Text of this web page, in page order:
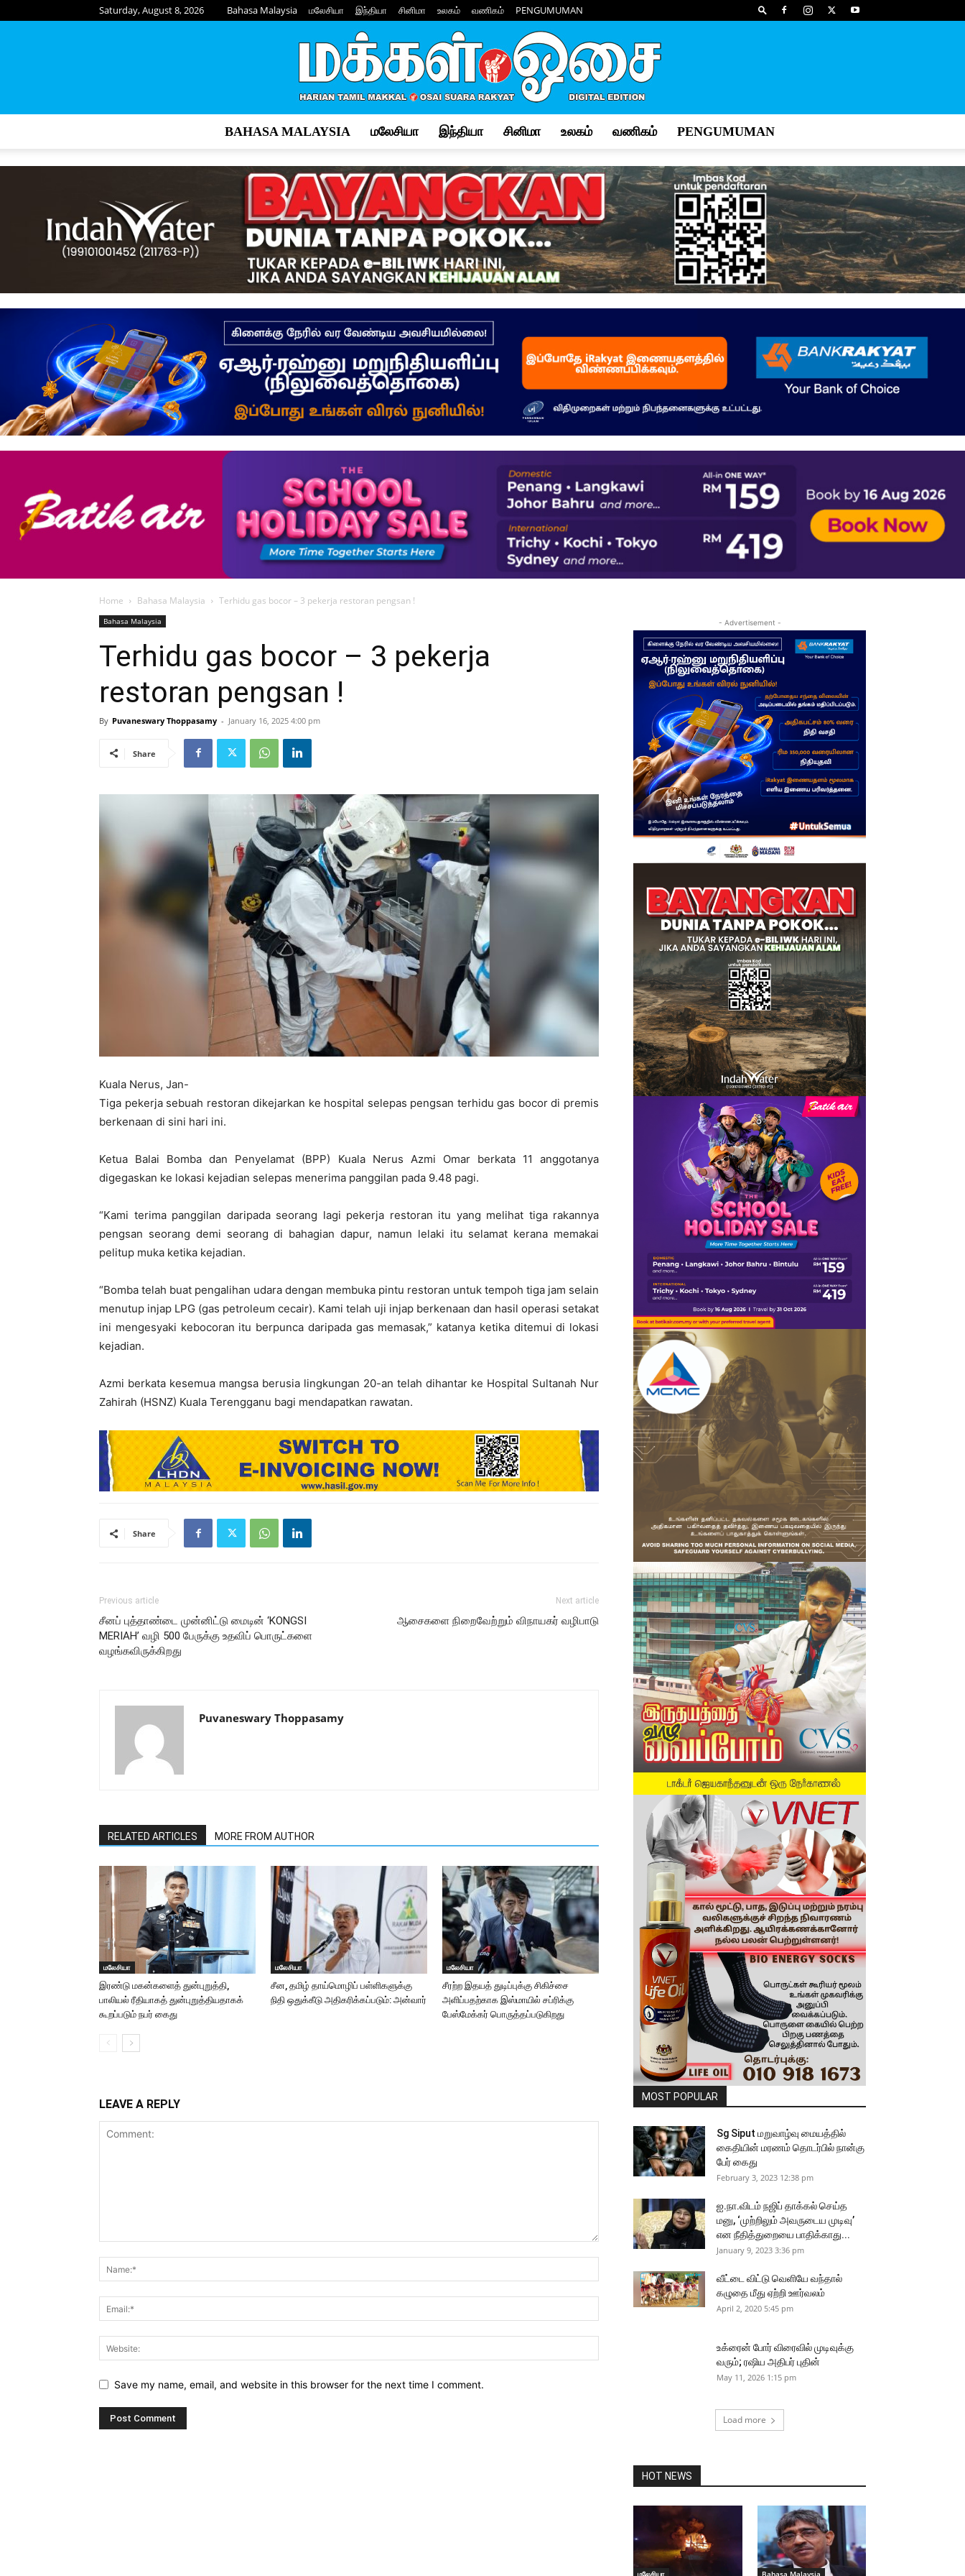
Saturday, August 8, 2026 Bahasa Malaysia மலேசியா இந்தியா சினிமா உலகம் வணிகம் PENGUMUMAN
Osai
–
மக்கள்
BAHASA MALAYSIA மலேசியா இந்தியா சினிமா உலகம் வணிகம் PENGUMUMAN
Home Bahasa Malaysia Terhidu gas bocor – 3 pekerja restoran pengsan !
Bahasa Malaysia
Terhidu gas bocor – 3 pekerja
restoran pengsan !
By Puvaneswary Thoppasamy - January 16, 2025 4:00 pm
Share
Kuala Nerus, Jan-
Tiga pekerja sebuah restoran dikejarkan ke hospital selepas pengsan terhidu gas bocor di premis
berkenaan di sini hari ini.
Ketua Balai Bomba dan Penyelamat (BPP) Kuala Nerus Azmi Omar berkata 11 anggotanya
digegaskan ke lokasi kejadian selepas menerima panggilan pada 9.48 pagi.
“Kami terima panggilan daripada seorang lagi pekerja restoran itu yang melihat tiga rakannya
pengsan seorang demi seorang di bahagian dapur, namun lelaki itu selamat kerana memakai
pelitup muka ketika kejadian.
“Bomba telah buat pengalihan udara dengan membuka pintu restoran untuk tempoh tiga jam selain
menutup injap LPG (gas petroleum cecair). Kami telah uji injap berkenaan dan hasil operasi setakat
ini mengesyaki kebocoran itu berpunca daripada gas memasak,” katanya ketika ditemui di lokasi
kejadian.
Azmi berkata kesemua mangsa berusia lingkungan 20-an telah dihantar ke Hospital Sultanah Nur
Zahirah (HSNZ) Kuala Terengganu bagi mendapatkan rawatan.
Share
Previous article
சீனப் புத்தாண்டை முன்னிட்டு மைடின் ‘KONGSI
MERIAH’ வழி 500 பேருக்கு உதவிப் பொருட்களை
வழங்கவிருக்கிறது
Next article
ஆசைகளை நிறைவேற்றும் விநாயகர் வழிபாடு
Puvaneswary Thoppasamy
RELATED ARTICLES MORE FROM AUTHOR
மலேசியா
இரண்டு மகன்களைத் துன்புறுத்தி,
பாலியல் ரீதியாகத் துன்புறுத்தியதாகக்
கூறப்படும் நபர் கைது
மலேசியா
சீன, தமிழ் தாய்மொழிப் பள்ளிகளுக்கு
நிதி ஒதுக்கீடு அதிகரிக்கப்படும்: அன்வார்
மலேசியா
சீரற்ற இதயத் துடிப்புக்கு சிகிச்சை
அளிப்பதற்காக இஸ்மாயில் சப்ரிக்கு
பேஸ்மேக்கர் பொருத்தப்படுகிறது
LEAVE A REPLY
Save my name, email, and website in this browser for the next time I comment.
- Advertisement -
MOST POPULAR
Sg Siput மறுவாழ்வு மையத்தில்
கைதியின் மரணம் தொடர்பில் நான்கு
பேர் கைது
February 3, 2023 12:38 pm
ஐ.நா.விடம் நஜிப் தாக்கல் செய்த
மனு, ‘முற்றிலும் அவருடைய முடிவு’
என நீதித்துறையை பாதிக்காது...
January 9, 2023 3:36 pm
வீட்டை விட்டு வெளியே வந்தால்
கழுதை மீது ஏற்றி ஊர்வலம்
April 2, 2020 5:45 pm
உக்ரைன் போர் விரைவில் முடிவுக்கு
வரும்; ரஷிய அதிபர் புதின்
May 11, 2026 1:15 pm
Load more
HOT NEWS
மலேசியா Bahasa Malaysia